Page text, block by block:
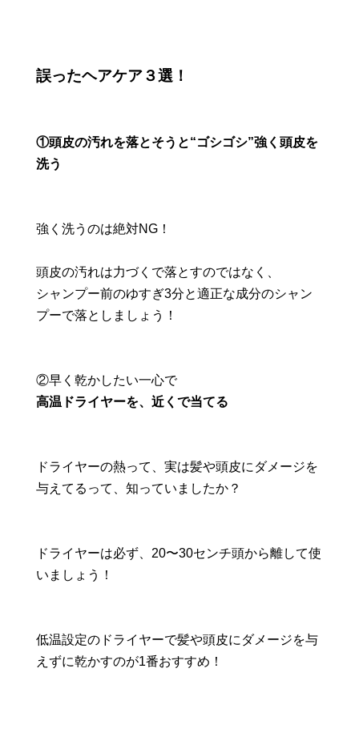
誤ったヘアケア３選！
①頭皮の汚れを落とそうと“ゴシゴシ”強く頭皮を
洗う
強く洗うのは絶対NG！
頭皮の汚れは力づくで落とすのではなく、
シャンプー前のゆすぎ3分と適正な成分のシャン
プーで落としましょう！
②早く乾かしたい一心で
高温ドライヤーを、近くで当てる
ドライヤーの熱って、実は髪や頭皮にダメージを
与えてるって、知っていましたか？
ドライヤーは必ず、20〜30センチ頭から離して使
いましょう！
低温設定のドライヤーで髪や頭皮にダメージを与
えずに乾かすのが1番おすすめ！